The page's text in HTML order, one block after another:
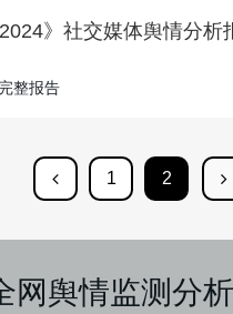
2024》社交媒体舆情分析
整报告
1 2
网舆情监测分